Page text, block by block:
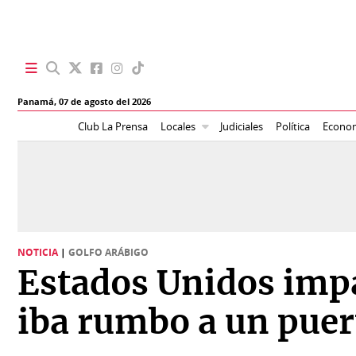
Panamá,07 de agosto del 2026
Club La Prensa Locales Judiciales Política
Política
Economía
Mundo
BBC
Vivir+
NOTICIA | GOLFO ARÁBIGO
Estados Unidos
iba rumbo a un